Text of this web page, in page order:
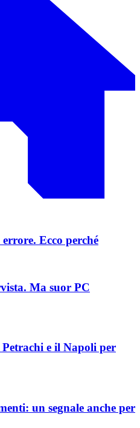
Ecco perché
Ma suor PC
e il Napoli per
un segnale anche per